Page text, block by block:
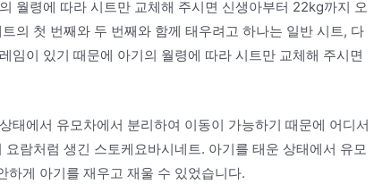
월령에 따라 시트만 교체해 주시면 신생아부터 22kg까지 오
의 첫 번째와 두 번째와 함께 태우려고 하나는 일반 시트, 다
임이 있기 때문에 아기의 월령에 따라 시트만 교체해 주시면
태에서 유모차에서 분리하여 이동이 가능하기 때문에 어디서
람처럼 생긴 스토케요바시네트. 아기를 태운 상태에서 유모
하게 아기를 재우고 재울 수 있었습니다.